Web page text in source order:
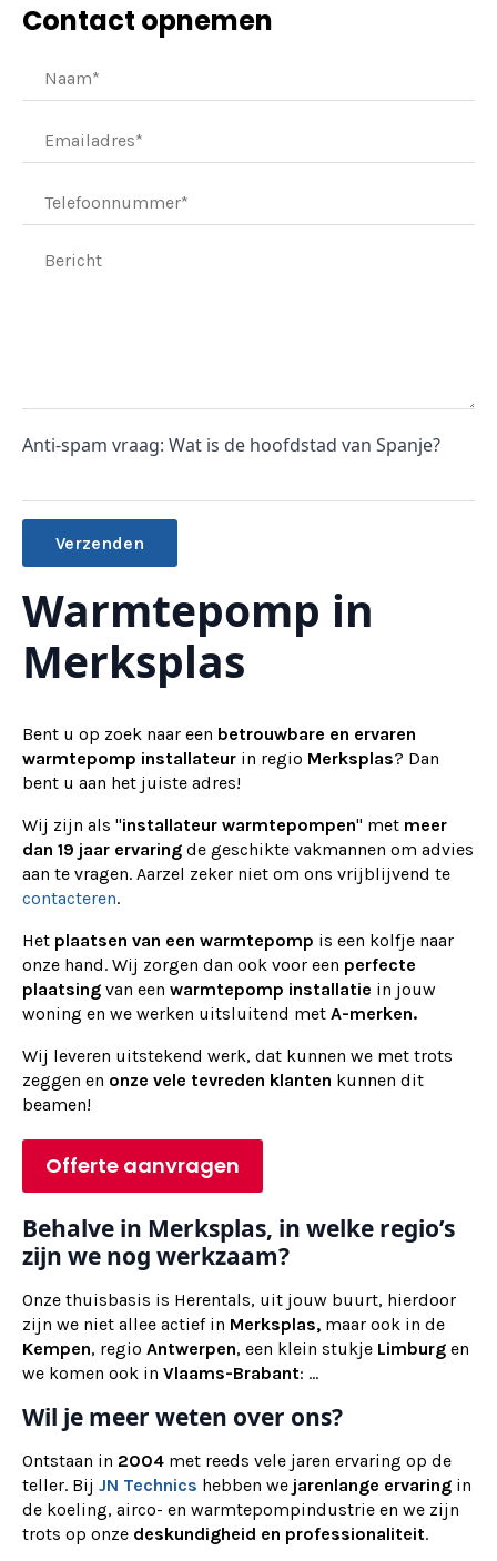
Contact opnemen
Anti-spam vraag: Wat is de hoofdstad van Spanje?
Alternative:
Warmtepomp in
Merksplas
Bent u op zoek naar een betrouwbare en ervaren
warmtepomp installateur in regio Merksplas? Dan
bent u aan het juiste adres!
Wij zijn als "installateur warmtepompen" met meer
dan 19 jaar ervaring de geschikte vakmannen om advies
aan te vragen. Aarzel zeker niet om ons vrijblijvend te
contacteren.
Het plaatsen van een warmtepomp is een kolfje naar
onze hand. Wij zorgen dan ook voor een perfecte
plaatsing van een warmtepomp installatie in jouw
woning en we werken uitsluitend met A-merken.
Wij leveren uitstekend werk, dat kunnen we met trots
zeggen en onze vele tevreden klanten kunnen dit
beamen!
Offerte aanvragen
Behalve in Merksplas, in welke regio’s
zijn we nog werkzaam?
Onze thuisbasis is Herentals, uit jouw buurt, hierdoor
zijn we niet allee actief in Merksplas, maar ook in de
Kempen, regio Antwerpen, een klein stukje Limburg en
we komen ook in Vlaams-Brabant: ...
Wil je meer weten over ons?
Ontstaan in 2004 met reeds vele jaren ervaring op de
teller. Bij JN Technics hebben we jarenlange ervaring in
de koeling, airco- en warmtepompindustrie en we zijn
trots op onze deskundigheid en professionaliteit.